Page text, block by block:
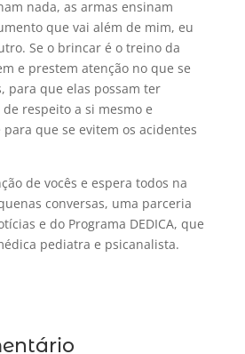
nada, as armas ensinam
que vai além de mim, eu
Se o brincar é o treino da
e prestem atenção no que se
para que elas possam ter
respeito a si mesmo e
que se evitem os acidentes
de vocês e espera todos na
conversas, uma parceria
e do Programa DEDICA, que
pediatra e psicanalista.